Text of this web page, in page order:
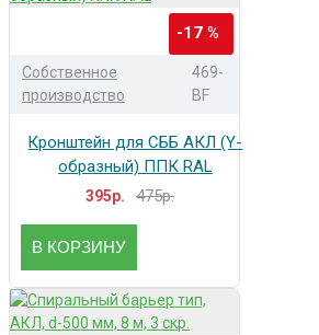
-17 %
Собственное
производство
469-
BF
Кронштейн для СББ АКЛ (Y-
образный) ППК RAL
395р. 475р.
В КОРЗИНУ